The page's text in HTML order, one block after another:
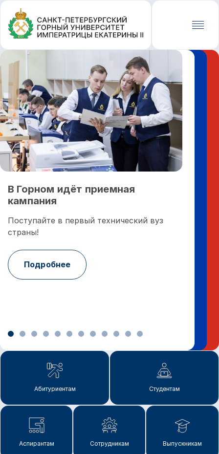
Перейти
основному
содержанию
В Горном идёт приемная
кампания
Поступайте в первый технический вуз
страны!
Подробнее
Абитуриентам Студентам
Аспирантам Сотрудникам Выпускникам